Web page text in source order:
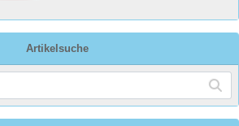
Artikelsuche